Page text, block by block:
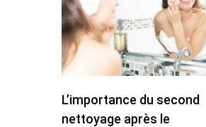
L’importance du second
nettoyage après le